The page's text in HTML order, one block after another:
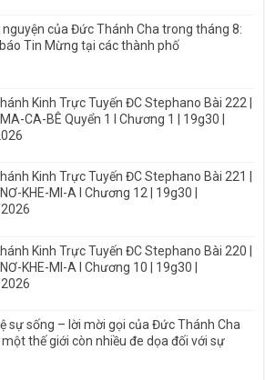
nguyện của Đức Thánh Cha trong tháng 8:
báo Tin Mừng tại các thành phố
Kinh Trực Tuyến ĐC Stephano Bài 222 |
CA-BÊ Quyển 1 I Chương 1 | 19g30 |
Kinh Trực Tuyến ĐC Stephano Bài 221 |
KHE-MI-A I Chương 12 | 19g30 |
Kinh Trực Tuyến ĐC Stephano Bài 220 |
KHE-MI-A I Chương 10 | 19g30 |
sự sống – lời mời gọi của Đức Thánh Cha
thế giới còn nhiều đe dọa đối với sự